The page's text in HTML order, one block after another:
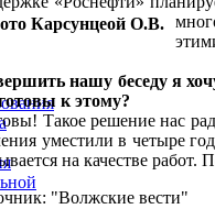
нашу беседу я
к этому?
Такое решение нас
уместили в четыре
на качестве
"Волжские вести"